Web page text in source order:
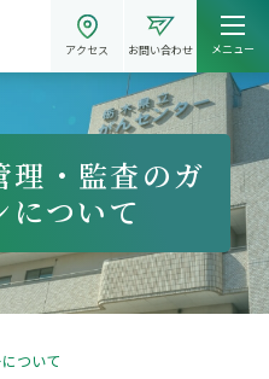
アクセス お問い合わせ メニュー
理・監査のガ
について
ついて